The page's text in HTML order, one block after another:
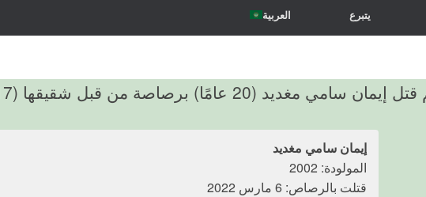
العربية يتبرع
إيمان سامي مغديد
المولودة: 2002
قتلت بالرصاص: 6 مارس 2022